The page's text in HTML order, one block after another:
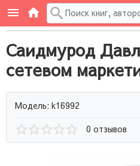
Саидмурод
сетевом
Модель: k16992
0 отзывов